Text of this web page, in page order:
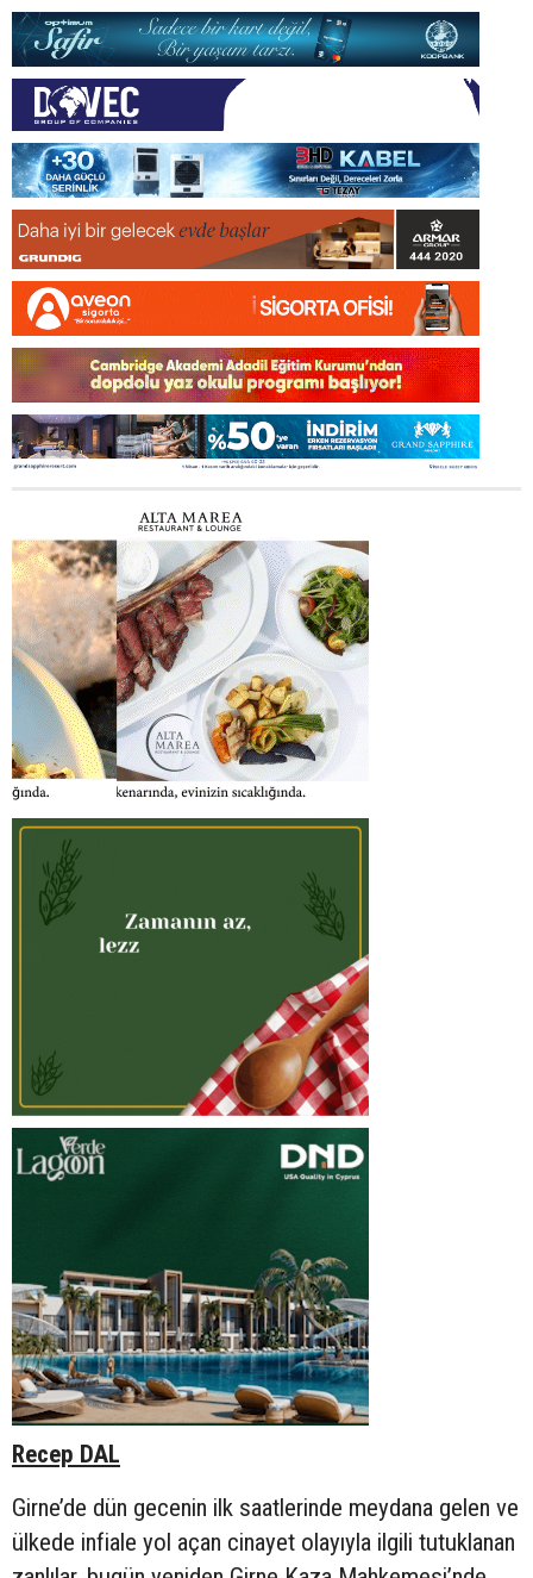
Recep DAL
Girne’de dün gecenin ilk saatlerinde meydana gelen ve
ülkede infiale yol açan cinayet olayıyla ilgili tutuklanan